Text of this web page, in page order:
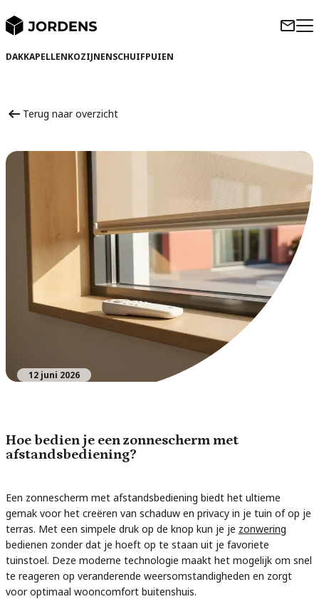
DAKKAPELLENKOZIJNENSCHUIFPUIEN
Terug naar overzicht
12 juni 2026
Hoe bedien je een zonnescherm met
afstandsbediening?
Een zonnescherm met afstandsbediening biedt het ultieme
gemak voor het creëren van schaduw en privacy in je tuin of op je
terras. Met een simpele druk op de knop kun je je zonwering
bedienen zonder dat je hoeft op te staan uit je favoriete
tuinstoel. Deze moderne technologie maakt het mogelijk om snel
te reageren op veranderende weersomstandigheden en zorgt
voor optimaal wooncomfort buitenshuis.